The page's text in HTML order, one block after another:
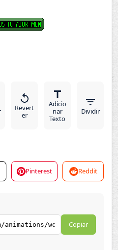
Revert
er
Adicio
nar
Texto
Dividir
Pinterest Reddit
Copiar